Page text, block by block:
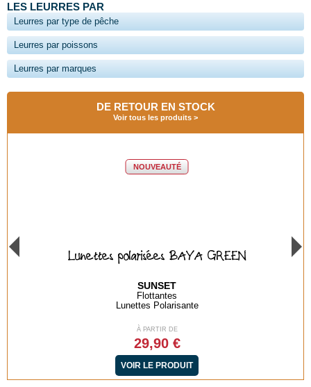
LES LEURRES PAR
Leurres par type de pêche
Leurres par poissons
Leurres par marques
DE RETOUR EN STOCK
Voir tous les produits
NOUVEAUTÉ
Lunettes polarisées BAYA GREEN
SUNSET
Flottantes
Lunettes Polarisante
À PARTIR DE
29,90 €
VOIR LE PRODUIT